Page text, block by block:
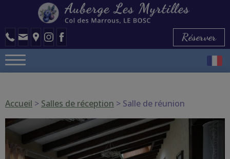
Réserver
Accueil > Salles de réception > Salle de réunion